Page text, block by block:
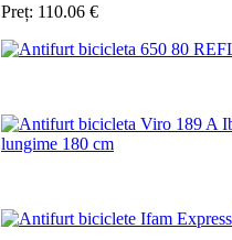
Preț: 110.06 €